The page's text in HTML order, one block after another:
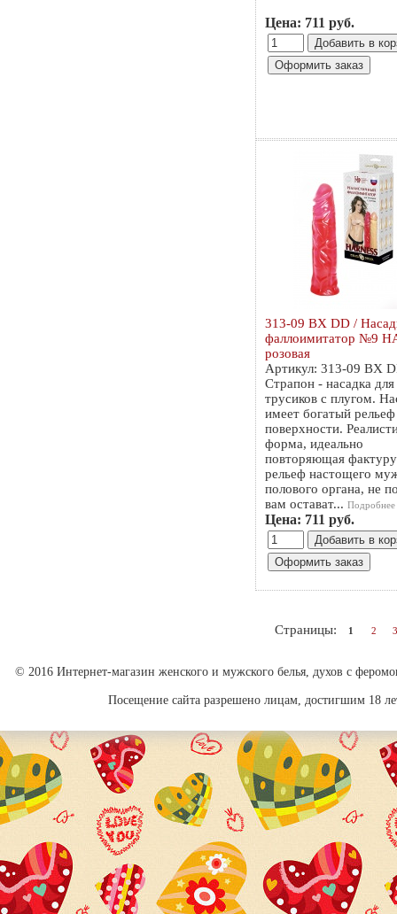
Цена: 711 руб.
313-09 BX DD /
фаллоимитатор №9
розовая
Артикул: 313-09 BX
Страпон - насадка для
трусиков с плугом.
имеет богатый рельеф
поверхности.
форма, идеально
повторяющая
рельеф настощего
полового органа, не
вам остават... Подробнее
Цена: 711 руб.
Страницы: 1 2 3
© 2016 Интернет-магазин женского и мужского белья, духов с
Посещение сайта разрешено лицам, достигшим 18